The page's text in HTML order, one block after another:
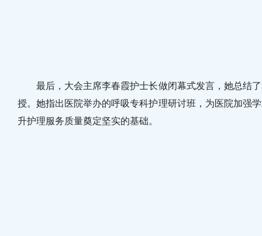
最后，大会主席李春霞护士长做闭幕式发言，她总结了
授。她指出医院举办的呼吸专科护理研讨班，为医院加强
升护理服务质量奠定坚实的基础。